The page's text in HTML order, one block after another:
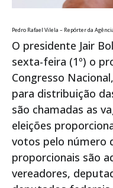
Pedro Rafael Vilela – Repórter da
O presidente Jair
sexta-feira (1º) o
Congresso
para distribuição
são chamadas as
eleições
votos pelo número
proporcionais são
vereadores,